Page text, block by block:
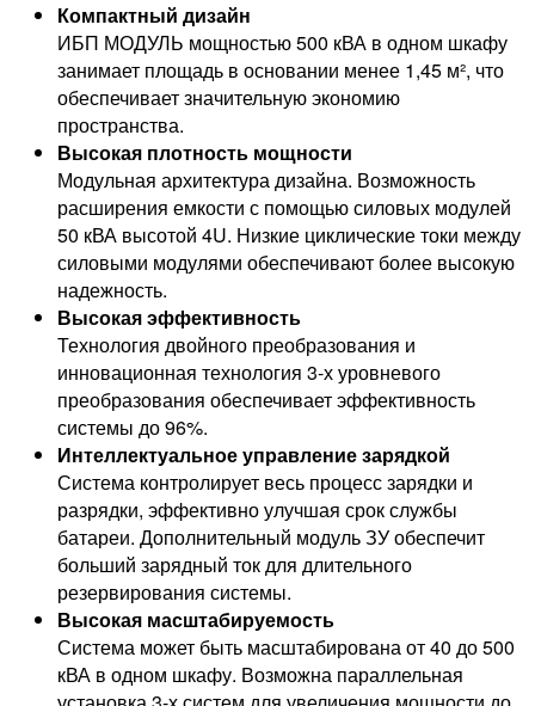
Компактный дизайн
ИБП МОДУЛЬ мощностью 500 кВА в одном шкафу
занимает площадь в основании менее 1,45 м², что
обеспечивает значительную экономию
пространства.
Высокая плотность мощности
Модульная архитектура дизайна. Возможность
расширения емкости с помощью силовых модулей
50 кВА высотой 4U. Низкие циклические токи между
силовыми модулями обеспечивают более высокую
надежность.
Высокая эффективность
Технология двойного преобразования и
инновационная технология 3-х уровневого
преобразования обеспечивает эффективность
системы до 96%.
Интеллектуальное управление зарядкой
Система контролирует весь процесс зарядки и
разрядки, эффективно улучшая срок службы
батареи. Дополнительный модуль ЗУ обеспечит
больший зарядный ток для длительного
резервирования системы.
Высокая масштабируемость
Система может быть масштабирована от 40 до 500
кВА в одном шкафу. Возможна параллельная